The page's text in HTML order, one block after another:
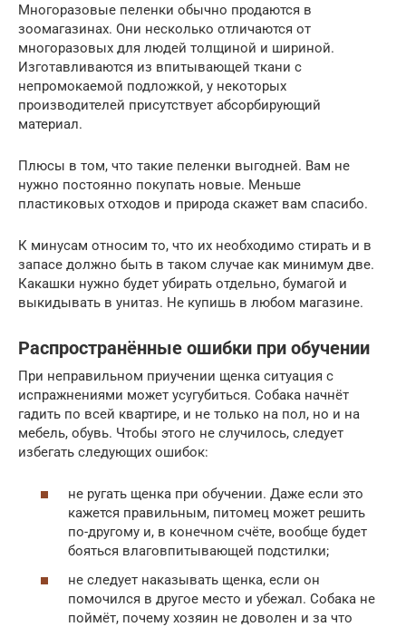
Многоразовые пеленки обычно продаются в
зоомагазинах. Они несколько отличаются от
многоразовых для людей толщиной и шириной.
Изготавливаются из впитывающей ткани с
непромокаемой подложкой, у некоторых
производителей присутствует абсорбирующий
материал.
Плюсы в том, что такие пеленки выгодней. Вам не
нужно постоянно покупать новые. Меньше
пластиковых отходов и природа скажет вам спасибо.
К минусам относим то, что их необходимо стирать и в
запасе должно быть в таком случае как минимум две.
Какашки нужно будет убирать отдельно, бумагой и
выкидывать в унитаз. Не купишь в любом магазине.
Распространённые ошибки при обучении
При неправильном приучении щенка ситуация с
испражнениями может усугубиться. Собака начнёт
гадить по всей квартире, и не только на пол, но и на
мебель, обувь. Чтобы этого не случилось, следует
избегать следующих ошибок:
не ругать щенка при обучении. Даже если это
кажется правильным, питомец может решить
по-другому и, в конечном счёте, вообще будет
бояться влаговпитывающей подстилки;
не следует наказывать щенка, если он
помочился в другое место и убежал. Собака не
поймёт, почему хозяин не доволен и за что